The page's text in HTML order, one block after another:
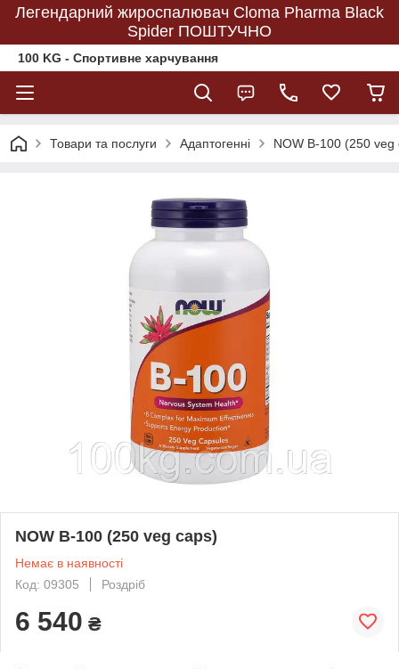
Легендарний жироспалювач Cloma Pharma Black
Spider ПОШТУЧНО
100 KG - Спортивне харчування
Товари та послуги Адаптогенні NOW B-100 (250 veg
NOW B-100 (250 veg caps)
Немає в наявності
Код: 09305
Роздріб
6 540 ₴